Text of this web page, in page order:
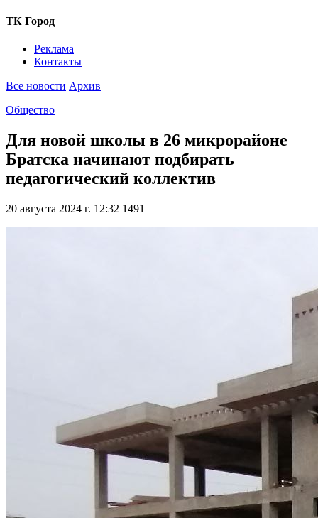
ТК Город
Реклама
Контакты
Все новости Архив
Общество
Для новой школы в 26 микрорайоне
Братска начинают подбирать
педагогический коллектив
20 августа 2024 г. 12:32 1491